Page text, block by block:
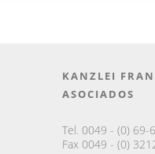
KANZLEI
ASOCIADOS
Tel. 0049 - (0) 69-
Fax 0049 - (0)